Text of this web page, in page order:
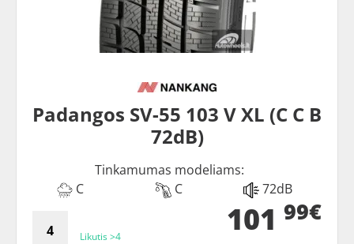
Padangos SV-55 103 V XL (C C B
72dB)
Tinkamumas modeliams:
C
C 72dB
Likutis >4 101 99€